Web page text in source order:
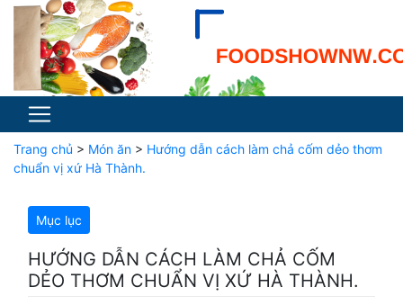
Trang chủ > Món ăn > Hướng dẫn cách làm chả cốm dẻo thơm
chuẩn vị xứ Hà Thành.
Mục lục
HƯỚNG DẪN CÁCH LÀM CHẢ CỐM
DẺO THƠM CHUẨN VỊ XỨ HÀ THÀNH.